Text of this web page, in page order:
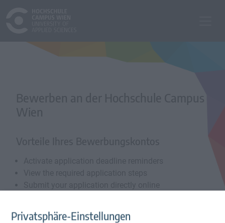
Privatsphäre-Einstellungen